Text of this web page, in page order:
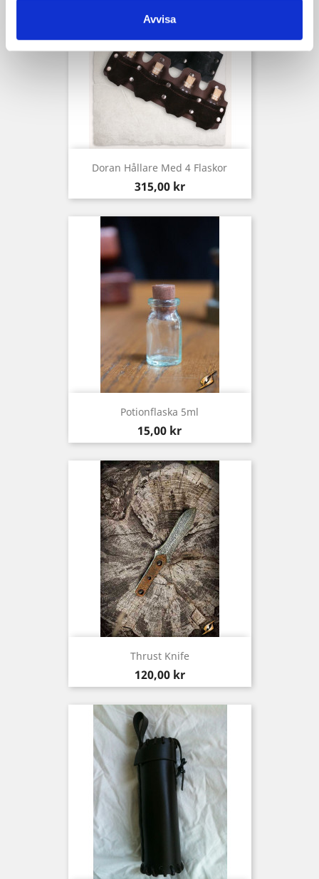
Avvisa
Doran Hållare Med 4 Flaskor
Pris
315,00 kr
Potionflaska 5ml
Pris
15,00 kr
Thrust Knife
Pris
120,00 kr